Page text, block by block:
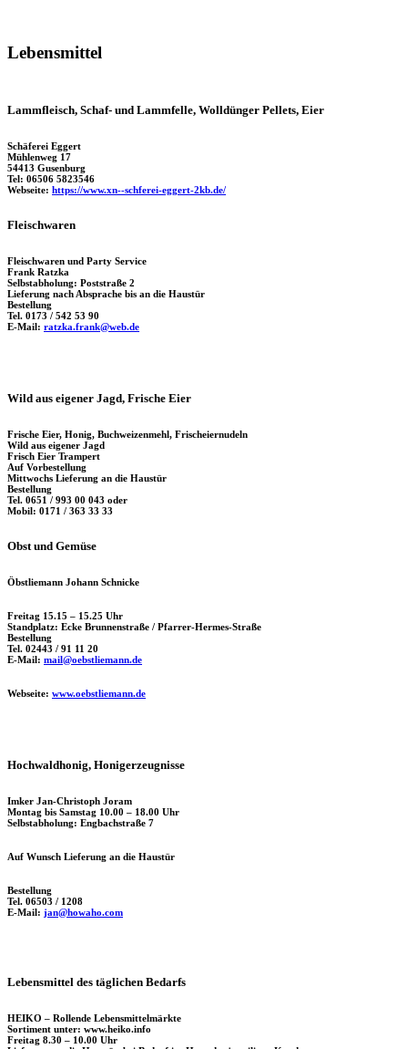
Lebensmittel
Lammfleisch, Schaf- und Lammfelle, Wolldünger Pellets, Eier
Schäferei Eggert
Mühlenweg 17
54413 Gusenburg
Tel: 06506 5823546
Webseite: https://www.xn--schferei-eggert-2kb.de/
Fleischwaren
Fleischwaren und Party Service
Frank Ratzka
Selbstabholung: Poststraße 2
Lieferung nach Absprache bis an die Haustür
Bestellung
Tel. 0173 / 542 53 90
E-Mail: ratzka.frank@web.de
Wild aus eigener Jagd, Frische Eier
Frische Eier, Honig, Buchweizenmehl, Frischeiernudeln
Wild aus eigener Jagd
Frisch Eier Trampert
Auf Vorbestellung
Mittwochs Lieferung an die Haustür
Bestellung
Tel. 0651 / 993 00 043 oder
Mobil: 0171 / 363 33 33
Obst und Gemüse
Öbstliemann Johann Schnicke
Freitag 15.15 – 15.25 Uhr
Standplatz: Ecke Brunnenstraße / Pfarrer-Hermes-Straße
Bestellung
Tel. 02443 / 91 11 20
E-Mail: mail@oebstliemann.de
Webseite: www.oebstliemann.de
Hochwaldhonig, Honigerzeugnisse
Imker Jan-Christoph Joram
Montag bis Samstag 10.00 – 18.00 Uhr
Selbstabholung: Engbachstraße 7
Auf Wunsch Lieferung an die Haustür
Bestellung
Tel. 06503 / 1208
E-Mail: jan@howaho.com
Lebensmittel des täglichen Bedarfs
HEIKO – Rollende Lebensmittelmärkte
Sortiment unter: www.heiko.info
Freitag 8.30 – 10.00 Uhr